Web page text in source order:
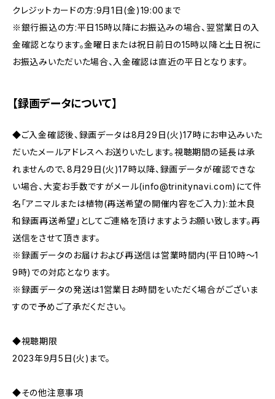
クレジットカードの方:9月1日(金)19:00まで
※銀行振込の方:平日15時以降にお振込みの場合、翌営業日の入
金確認となります。金曜日または祝日前日の15時以降と土日祝に
お振込みいただいた場合、入金確認は直近の平日となります。
【録画データについて】
◆ご入金確認後、録画データは8月29日(火)17時にお申込みいた
だいたメールアドレスへお送りいたします。視聴期間の延長は承
れませんので、8月29日(火)17時以降、録画データが確認できな
い場合、大変お手数ですがメール(info@trinitynavi.com)にて件
名「アニマルまたは植物(再送希望の開催内容をご入力):並木良
和録画再送希望」としてご連絡を頂けますようお願い致します。再
送信をさせて頂きます。
※録画データのお届けおよび再送信は営業時間内(平日10時～1
9時)での対応となります。
※録画データの発送は1営業日お時間をいただく場合がございま
すので予めご了承だください。
◆視聴期限
2023年9月5日(火)まで。
◆その他注意事項